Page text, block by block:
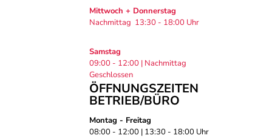
Mittwoch + Donnerstag
Nachmittag 13:30 - 18:00 Uhr
Samstag
09:00 - 12:00 | Nachmittag
Geschlossen
ÖFFNUNGSZEITEN
BETRIEB/BÜRO
Montag - Freitag
08:00 - 12:00 | 13:30 - 18:00 Uhr